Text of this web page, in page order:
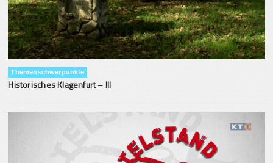
Themenschwerpunkte
Historisches Klagenfurt – III